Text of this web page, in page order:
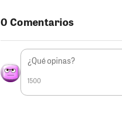
0 Comentarios
1500